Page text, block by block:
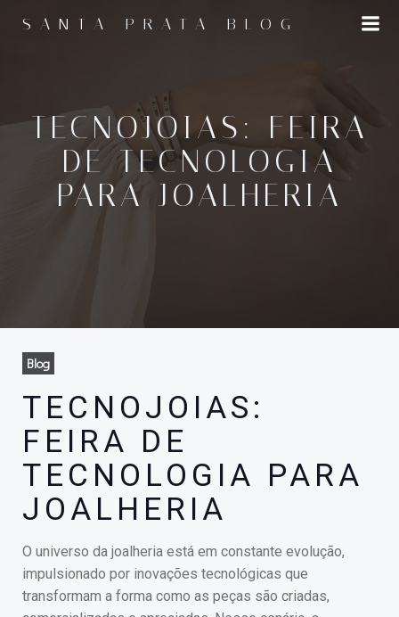
para
SANTA PRATA BLOG
TECNOJOIAS: FEIRA
DE TECNOLOGIA
PARA JOALHERIA
Blog
TECNOJOIAS:
FEIRA DE
TECNOLOGIA PARA
JOALHERIA
O universo da joalheria está em constante evolução,
impulsionado por inovações tecnológicas que
transformam a forma como as peças são criadas,